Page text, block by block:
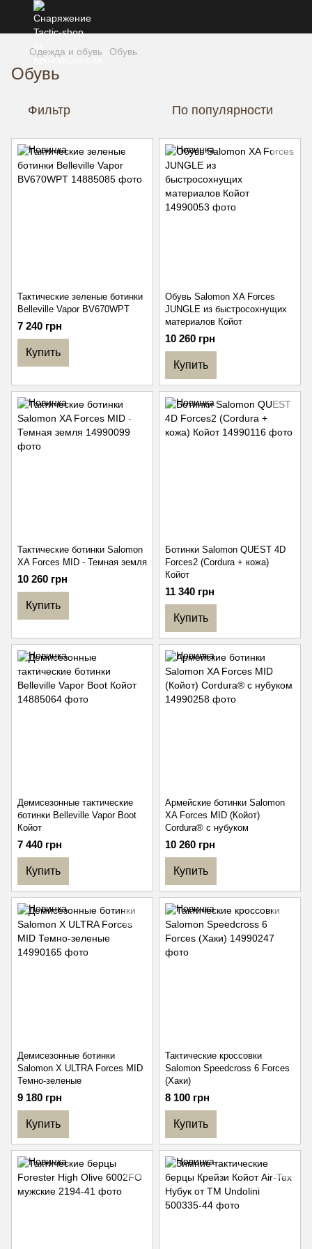
Одежда и обувь Обувь
Обувь
Фильтр По популярности
Тактические зеленые ботинки
Belleville Vapor BV670WPT
7 240 грн
Купить
Обувь Salomon XA Forces
JUNGLE из быстросохнущих
материалов Койот
10 260 грн
Купить
Тактические ботинки Salomon
XA Forces MID - Темная земля
10 260 грн
Купить
Ботинки Salomon QUEST 4D
Forces2 (Cordura + кожа)
Койот
11 340 грн
Купить
Демисезонные тактические
ботинки Belleville Vapor Boot
Койот
7 440 грн
Купить
Армейские ботинки Salomon
XA Forces MID (Койот)
Cordura® с нубуком
10 260 грн
Купить
Демисезонные ботинки
Salomon X ULTRA Forces MID
Темно-зеленые
9 180 грн
Купить
Тактические кроссовки
Salomon Speedcross 6 Forces
(Хаки)
8 100 грн
Купить